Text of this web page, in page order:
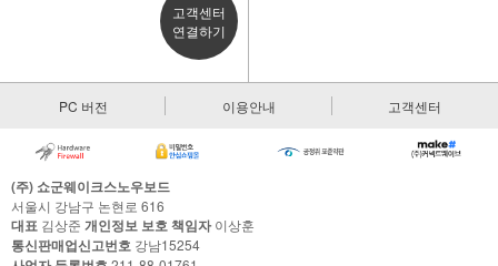
고객센터
연결하기
PC 버전 이용안내 고객센터
(주) 쇼군웨이크스노우보드
서울시 강남구 논현로 616
대표 김상준 개인정보 보호 책임자이상훈
통신판매업신고번호 강남15254